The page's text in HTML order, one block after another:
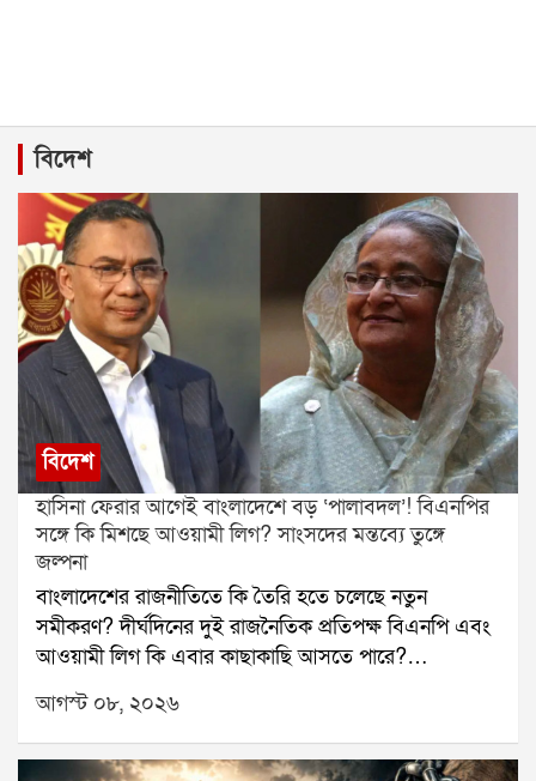
বিদেশ
বিদেশ
হাসিনা ফেরার আগেই বাংলাদেশে বড় ‘পালাবদল’! বিএনপির
সঙ্গে কি মিশছে আওয়ামী লিগ? সাংসদের মন্তব্যে তুঙ্গে
জল্পনা
বাংলাদেশের রাজনীতিতে কি তৈরি হতে চলেছে নতুন
সমীকরণ? দীর্ঘদিনের দুই রাজনৈতিক প্রতিপক্ষ বিএনপি এবং
আওয়ামী লিগ কি এবার কাছাকাছি আসতে পারে?
বাংলাদেশের প্রাক্তন প্রধানমন্ত্রী শেখ হাসিনার দেশে ফেরার
জল্পনার মধ্যেই এমনই এক মন্তব্য ঘিরে শুরু হয়েছে নতুন
রাজনৈতিক চর্চা।চলতি বছরের ডিসেম্বরেই বাংলাদেশে ফিরতে
আগস্ট ০৮, ২০২৬